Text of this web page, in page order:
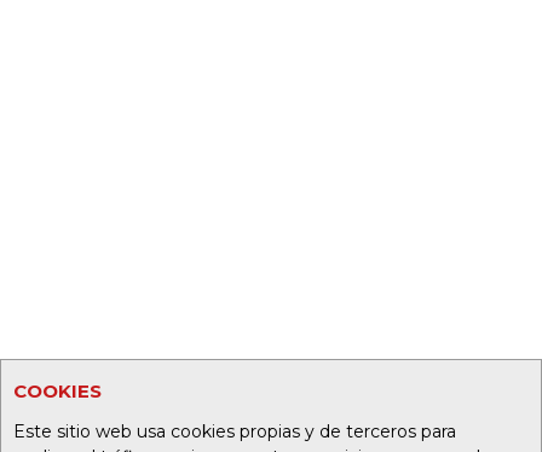
COOKIES
Este sitio web usa cookies propias y de terceros para